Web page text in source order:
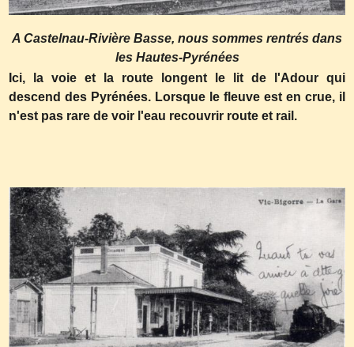
A Castelnau-Rivière Basse, nous sommes rentrés dans
les Hautes-Pyrénées
Ici, la voie et la route longent le lit de l'Adour qui
descend des Pyrénées. Lorsque le fleuve est en crue, il
n'est pas rare de voir l'eau recouvrir route et rail.